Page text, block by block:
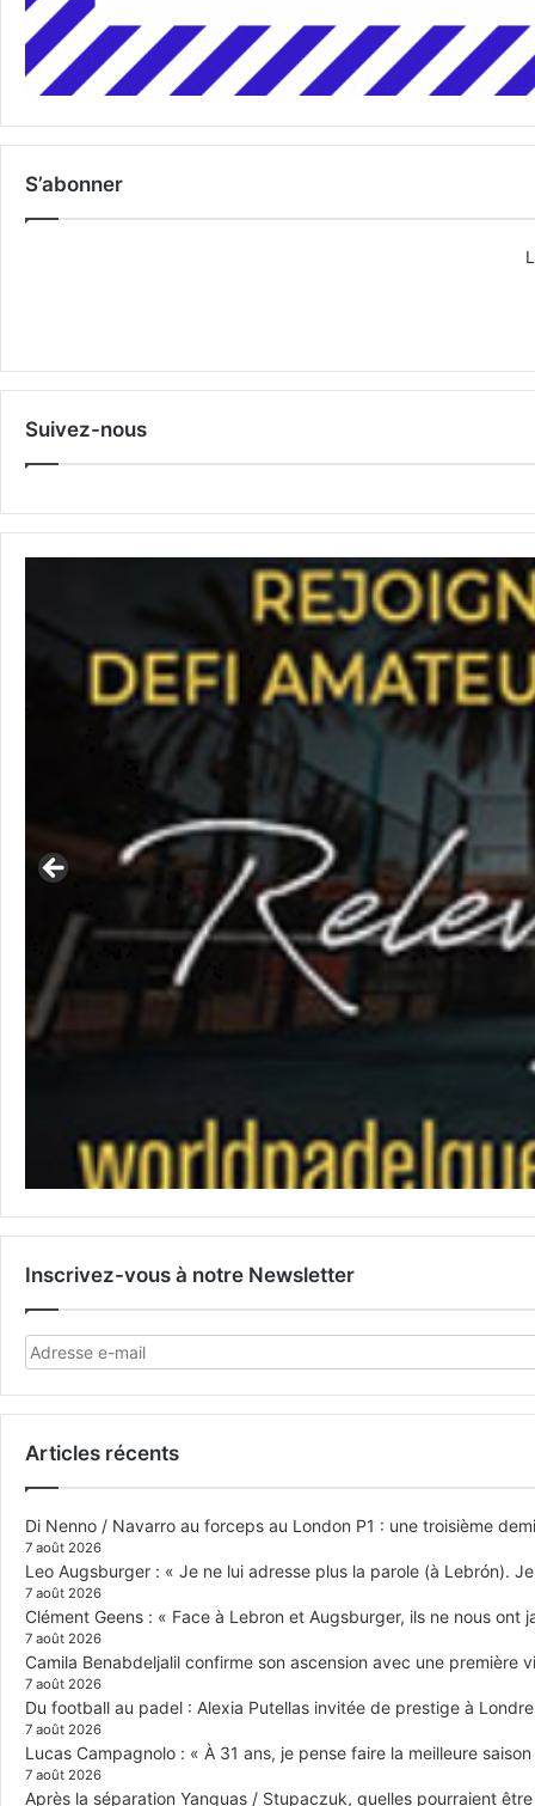
S’abonner
Suivez-nous
Inscrivez-vous à notre Newsletter
Articles récents
Di Nenno / Navarro au forceps au London P1 : une troisième
7 août 2026
Leo Augsburger : « Je ne lui adresse plus la parole (à Lebrón).
7 août 2026
Clément Geens : « Face à Lebron et Augsburger, ils ne nous ont
7 août 2026
Camila Benabdeljalil confirme son ascension avec une première
7 août 2026
Du football au padel : Alexia Putellas invitée de prestige à
7 août 2026
Lucas Campagnolo : « À 31 ans, je pense faire la meilleure
7 août 2026
Après la séparation Yanguas / Stupaczuk, quelles pourraient